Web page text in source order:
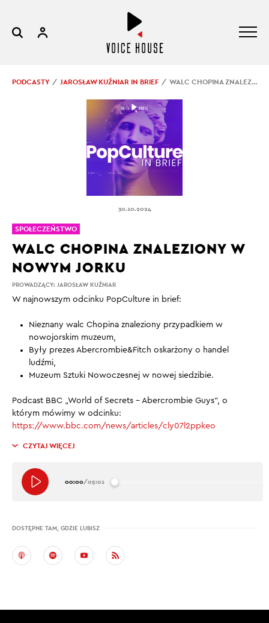
PODCASTY JAROSŁAW KUŹNIAR IN BRIEF WALC CHOPINA ZNALEZIONY W NOWYM JORKU
30.10.2024
PROWADZĄCY: JAROSŁAW KUŹNIAR
WALC CHOPINA ZNALEZIONY W
NOWYM JORKU
W najnowszym odcinku PopCulture in brief:
Nieznany walc Chopina znaleziony przypadkiem w
nowojorskim muzeum,
Były prezes Abercrombie&Fitch oskarżony o handel
ludźmi,
Muzeum Sztuki Nowoczesnej w nowej siedzibie.
Podcast BBC „World of Secrets – Abercrombie Guys”, o
którym mówimy w odcinku:
https://www.bbc.com/news/articles/cly07l2ppkeo
CZYTAJ WIĘCEJ
00:00/05:01
DOSTĘPNE TAM, GDZIE LUBISZ
SPOŁECZEŃSTWO